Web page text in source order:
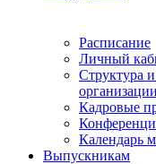
Расписание
Личный
Структура
организации
Кадровые
Календарь
Выпускникам